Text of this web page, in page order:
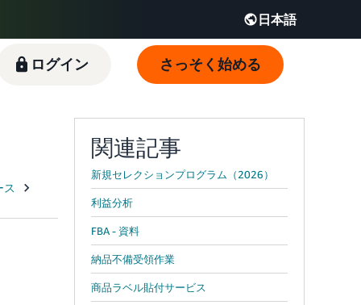
日本語
JP English - JP
ログイン さっそく始める
関連記事
新規セレクションプログラム（2026）
利益分析
FBA - 資料
納品不備受領作業
商品ラベル貼付サービス